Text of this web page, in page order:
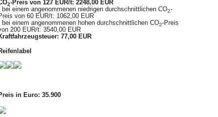
2-Preis von 127 EUR/t: 2248,00 EUR
bei einem angenommenen niedrigen durchschnittlichen CO2-
von 60 EUR/t: 1062,00 EUR
bei einem angenommenen hohen durchschnittlichen CO2-Preis
200 EUR/t: 3540,00 EUR
77,00 EUR
in Euro: 35.900